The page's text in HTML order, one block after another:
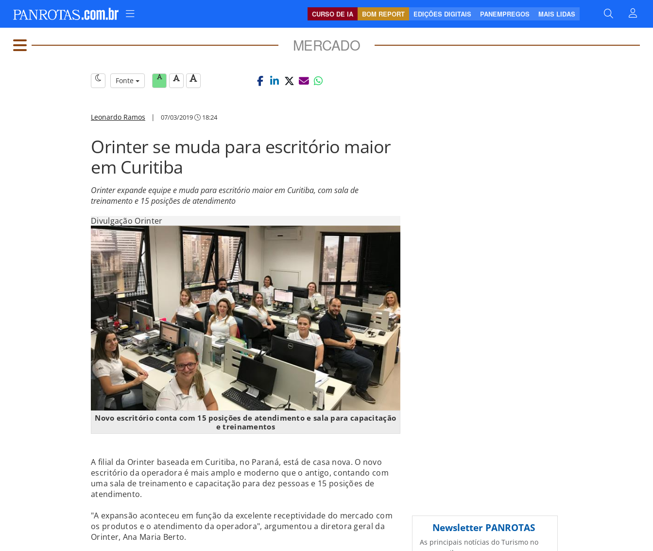
CURSO DE IA BOM REPORT EDIÇÕES DIGITAIS PANEMPREGOS MAIS LIDAS
MERCADO
Fonte
Leonardo Ramos | 07/03/2019 18:24
Orinter se muda para escritório maior
em Curitiba
Orinter expande equipe e muda para escritório maior em Curitiba, com sala de
treinamento e 15 posições de atendimento
Divulgação Orinter
Novo escritório conta com 15 posições de atendimento e sala para capacitação
e treinamentos
A filial da Orinter baseada em Curitiba, no Paraná, está de casa nova. O novo
escritório da operadora é mais amplo e moderno que o antigo, contando com
uma sala de treinamento e capacitação para dez pessoas e 15 posições de
atendimento.
"A expansão aconteceu em função da excelente receptividade do mercado com
os produtos e o atendimento da operadora", argumentou a diretora geral da
Orinter, Ana Maria Berto.
Newsletter PANROTAS
As principais notícias do Turismo no